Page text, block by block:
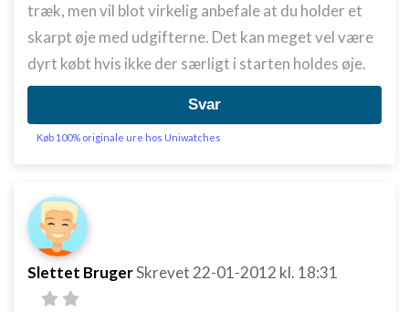
træk, men vil blot virkelig anbefale at du holder et
skarpt øje med udgifterne. Det kan meget vel være
dyrt købt hvis ikke der særligt i starten holdes øje.
Svar
Køb 100% originale ure hos Uniwatches
Slettet BrugerSkrevet 22-01-2012 kl. 18:31